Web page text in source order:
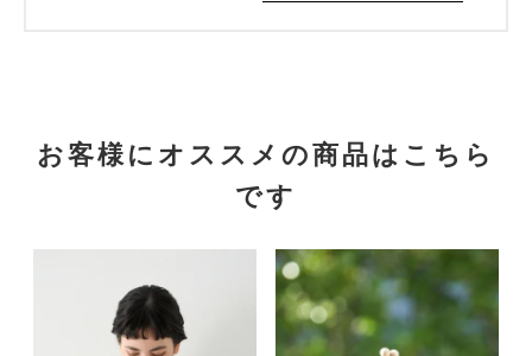
お客様にオススメの商品はこちら
です